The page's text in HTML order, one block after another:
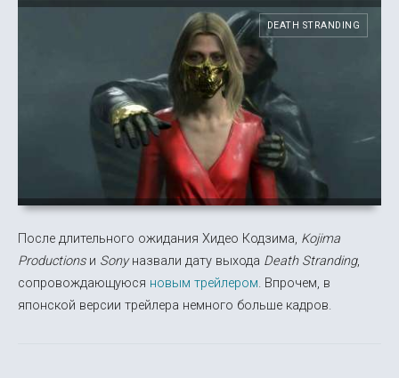
DEATH STRANDING
После длительного ожидания Хидео Кодзима, Kojima
Productionsи Sonyназвали дату выхода Death Stranding,
сопровождающуюся новым трейлером. Впрочем, в
японской версии трейлера немного больше кадров.